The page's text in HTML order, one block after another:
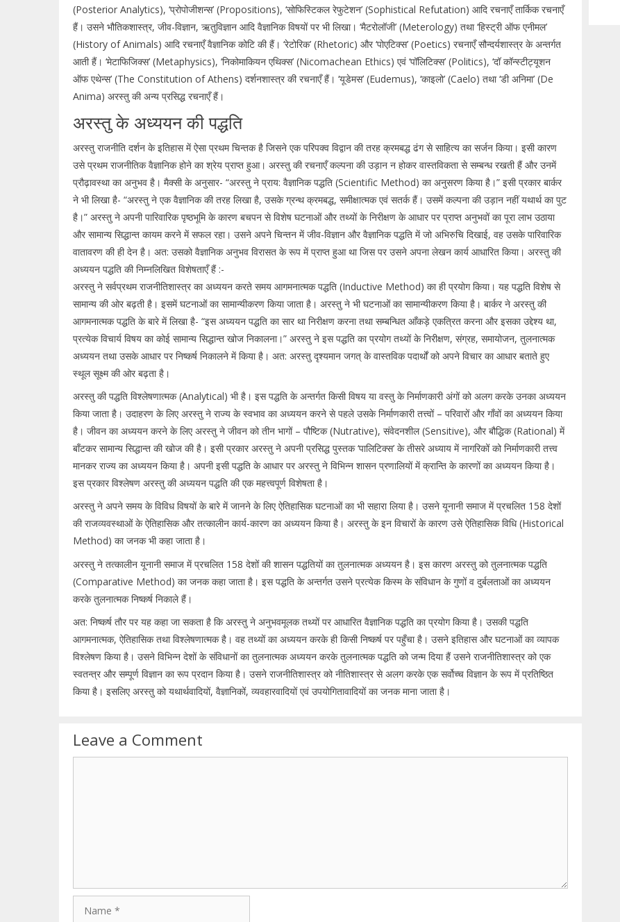
(Posterior Analytics), ‘प्रोपोजीशन्स’ (Propositions), ‘सोफिस्टिकल रेफुटेशन’ (Sophistical Refutation) आदि रचनाएँ तार्किक रचनाएँ
हैं। उसने भौतिकशास्त्र, जीव-विज्ञान, ऋतुविज्ञान आदि वैज्ञानिक विषयों पर भी लिखा। ‘मैटरोलॉजी’ (Meterology) तथा ‘हिस्ट्री ऑफ एनीमल’
(History of Animals) आदि रचनाएँ वैज्ञानिक कोटि की हैं। ‘रेटोरिक’ (Rhetoric) और ‘पोएटिक्स’ (Poetics) रचनाएँ सौन्दर्यशास्त्र के अन्तर्गत
आती हैं। ‘मेटाफिजिक्स’ (Metaphysics), ‘निकोमाकियन एथिक्स’ (Nicomachean Ethics) एवं ‘पॉलिटिक्स’ (Politics), ‘दॉ कॉन्स्टीट्यूशन
ऑफ एथेन्स’ (The Constitution of Athens) दर्शनशास्त्र की रचनाएँ हैं। ‘यूडेमस’ (Eudemus), ‘काइलो’ (Caelo) तथा ‘डी अनिमा’ (De
Anima) अरस्तु की अन्य प्रसिद्ध रचनाएँ हैं।
अरस्तु के अध्ययन की पद्धति
अरस्तु राजनीति दर्शन के इतिहास में ऐसा प्रथम चिन्तक है जिसने एक परिपक्व विद्वान की तरह क्रमबद्ध ढंग से साहित्य का सर्जन किया। इसी कारण
उसे प्रथम राजनीतिक वैज्ञानिक होने का श्रेय प्राप्त हुआ। अरस्तु की रचनाएँ कल्पना की उड़ान न होकर वास्तविकता से सम्बन्ध रखती हैं और उनमें
प्रौढ़ावस्था का अनुभव है। मैक्सी के अनुसार- “अरस्तु ने प्राय: वैज्ञानिक पद्धति (Scientific Method) का अनुसरण किया है।” इसी प्रकार बार्कर
ने भी लिखा है- “अरस्तु ने एक वैज्ञानिक की तरह लिखा है, उसके ग्रन्थ क्रमबद्ध, समीक्षात्मक एवं सतर्क हैं। उसमें कल्पना की उड़ान नहीं यथार्थ का पुट
है।” अरस्तु ने अपनी पारिवारिक पृष्ठभूमि के कारण बचपन से विशेष घटनाओं और तथ्यों के निरीक्षण के आधार पर प्राप्त अनुभवों का पूरा लाभ उठाया
और सामान्य सिद्धान्त कायम करने में सफल रहा। उसने अपने चिन्तन में जीव-विज्ञान और वैज्ञानिक पद्धति में जो अभिरुचि दिखाई, वह उसके पारिवारिक
वातावरण की ही देन है। अत: उसको वैज्ञानिक अनुभव विरासत के रूप में प्राप्त हुआ था जिस पर उसने अपना लेखन कार्य आधारित किया। अरस्तु की
अध्ययन पद्धति की निम्नलिखित विशेषताएँ हैं :-
अरस्तु ने सर्वप्रथम राजनीतिशास्त्र का अध्ययन करते समय आगमनात्मक पद्धति (Inductive Method) का ही प्रयोग किया। यह पद्धति विशेष से
सामान्य की ओर बढ़ती है। इसमें घटनाओं का सामान्यीकरण किया जाता है। अरस्तु ने भी घटनाओं का सामान्यीकरण किया है। बार्कर ने अरस्तु की
आगमनात्मक पद्धति के बारे में लिखा है- “इस अध्ययन पद्धति का सार था निरीक्षण करना तथा सम्बन्धित आँकड़े एकत्रित करना और इसका उद्देश्य था,
प्रत्येक विचार्य विषय का कोई सामान्य सिद्धान्त खोज निकालना।” अरस्तु ने इस पद्धति का प्रयोग तथ्यों के निरीक्षण, संग्रह, समायोजन, तुलनात्मक
अध्ययन तथा उसके आधार पर निष्कर्ष निकालने में किया है। अत: अरस्तु दृश्यमान जगत् के वास्तविक पदार्थों को अपने विचार का आधार बताते हुए
स्थूल सूक्ष्म की ओर बढ़ता है।
अरस्तु की पद्धति विश्लेषणात्मक (Analytical) भी है। इस पद्धति के अन्तर्गत किसी विषय या वस्तु के निर्माणकारी अंगों को अलग करके उनका अध्ययन
किया जाता है। उदाहरण के लिए अरस्तु ने राज्य के स्वभाव का अध्ययन करने से पहले उसके निर्माणकारी तत्त्वों – परिवारों और गाँवों का अध्ययन किया
है। जीवन का अध्ययन करने के लिए अरस्तु ने जीवन को तीन भागों – पौष्टिक (Nutrative), संवेदनशील (Sensitive), और बौद्धिक (Rational) में
बाँटकर सामान्य सिद्धान्त की खोज की है। इसी प्रकार अरस्तु ने अपनी प्रसिद्ध पुस्तक ‘पालिटिक्स’ के तीसरे अध्याय में नागरिकों को निर्माणकारी तत्त्व
मानकर राज्य का अध्ययन किया है। अपनी इसी पद्धति के आधार पर अरस्तु ने विभिन्न शासन प्रणालियों में क्रान्ति के कारणों का अध्ययन किया है।
इस प्रकार विश्लेषण अरस्तु की अध्ययन पद्धति की एक महत्त्वपूर्ण विशेषता है।
अरस्तु ने अपने समय के विविध विषयों के बारे में जानने के लिए ऐतिहासिक घटनाओं का भी सहारा लिया है। उसने यूनानी समाज में प्रचलित 158 देशों
की राजव्यवस्थाओं के ऐतिहासिक और तत्कालीन कार्य-कारण का अध्ययन किया है। अरस्तु के इन विचारों के कारण उसे ऐतिहासिक विधि (Historical
Method) का जनक भी कहा जाता है।
अरस्तु ने तत्कालीन यूनानी समाज में प्रचलित 158 देशों की शासन पद्धतियों का तुलनात्मक अध्ययन है। इस कारण अरस्तु को तुलनात्मक पद्धति
(Comparative Method) का जनक कहा जाता है। इस पद्धति के अन्तर्गत उसने प्रत्येक किस्म के संविधान के गुणों व दुर्बलताओं का अध्ययन
करके तुलनात्मक निष्कर्ष निकाले हैं।
अत: निष्कर्ष तौर पर यह कहा जा सकता है कि अरस्तु ने अनुभवमूलक तथ्यों पर आधारित वैज्ञानिक पद्धति का प्रयोग किया है। उसकी पद्धति
आगमनात्मक, ऐतिहासिक तथा विश्लेषणात्मक है। वह तथ्यों का अध्ययन करके ही किसी निष्कर्ष पर पहुँचा है। उसने इतिहास और घटनाओं का व्यापक
विश्लेषण किया है। उसने विभिन्न देशों के संविधानों का तुलनात्मक अध्ययन करके तुलनात्मक पद्धति को जन्म दिया हैं उसने राजनीतिशास्त्र को एक
स्वतन्त्र और सम्पूर्ण विज्ञान का रूप प्रदान किया है। उसने राजनीतिशास्त्र को नीतिशास्त्र से अलग करके एक सर्वोच्च विज्ञान के रूप में प्रतिष्ठित
किया है। इसलिए अरस्तु को यथार्थवादियों, वैज्ञानिकों, व्यवहारवादियों एवं उपयोगितावादियों का जनक माना जाता है।
Leave a Comment